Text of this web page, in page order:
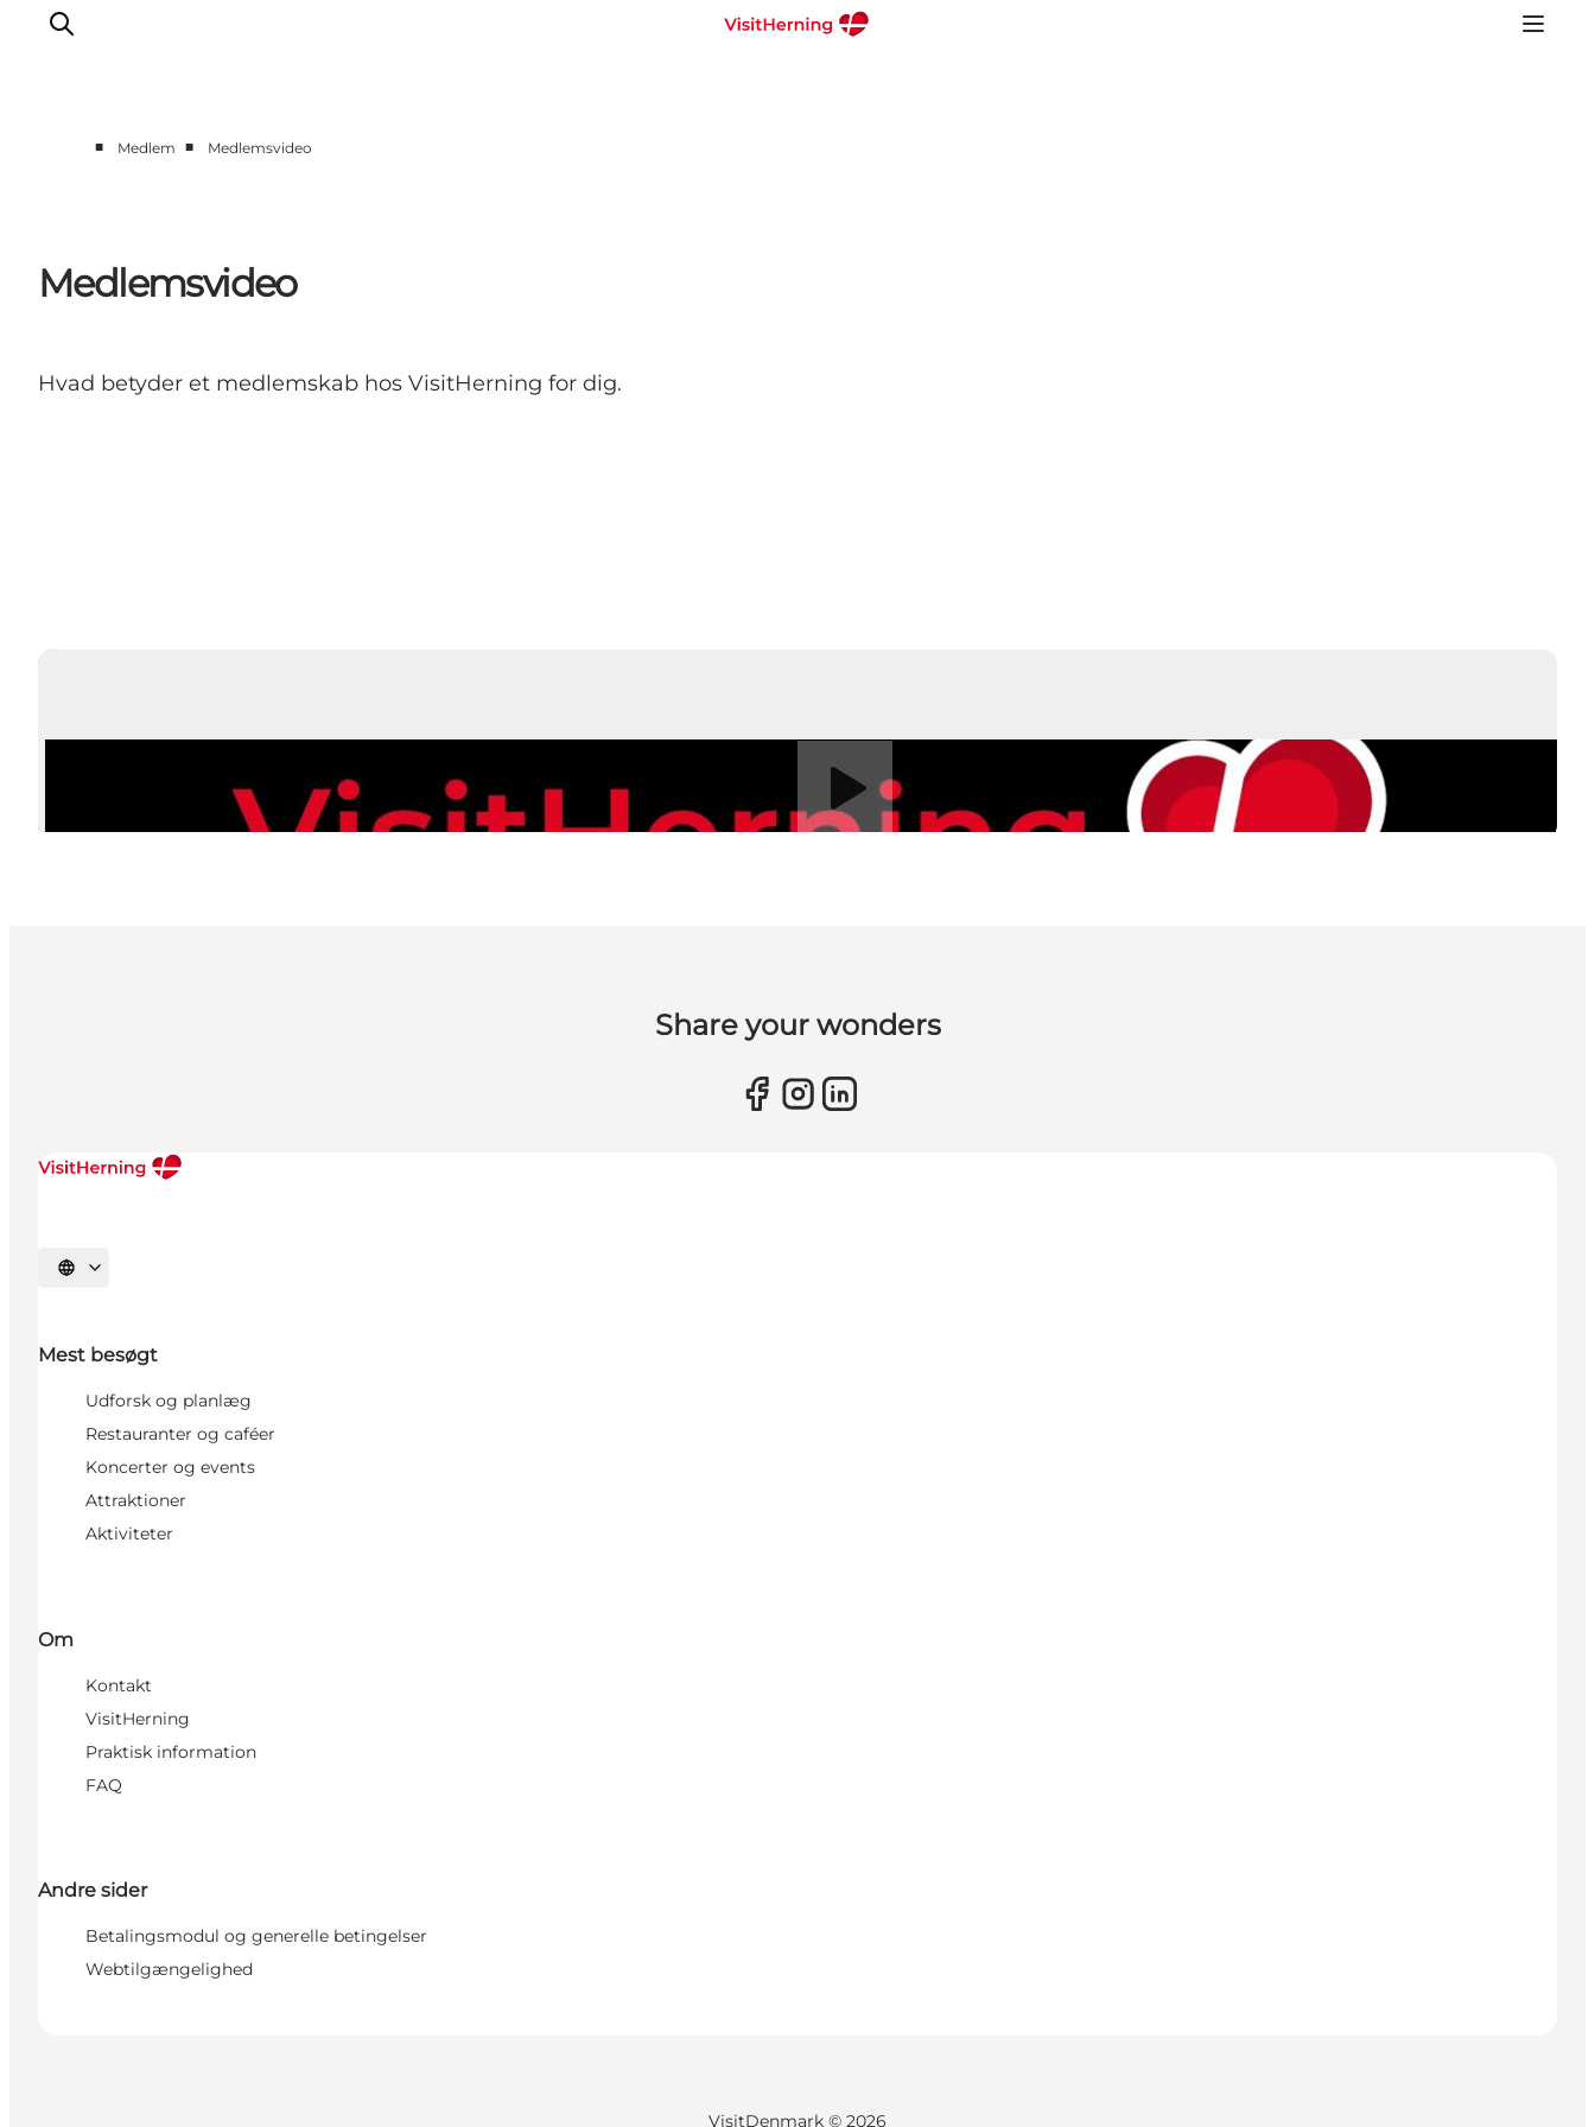
Turisme og marked
Udviklingsprojekter
Om VisitHerning
■ Medlem ■ Medlemsvideo
Medlemsvideo
Hvad betyder et medlemskab hos VisitHerning for dig.
Share your wonders
Vælg sprog
Mest besøgt
Udforsk og planlæg
Restauranter og caféer
Koncerter og events
Attraktioner
Aktiviteter
Om
Kontakt
VisitHerning
Praktisk information
FAQ
Andre sider
Betalingsmodul og generelle betingelser
Webtilgængelighed
VisitDenmark © 2026